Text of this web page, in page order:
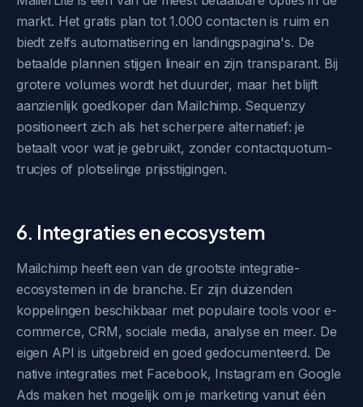
markt. Het gratis plan tot 1.000 contacten is ruim en
biedt zelfs automatisering en landingspagina's. De
betaalde plannen stijgen lineair en zijn transparant. Bij
grotere volumes wordt het duurder, maar het blijft
aanzienlijk goedkoper dan Mailchimp. Sequenzy
positioneert zich als het scherpere alternatief: je
betaalt voor wat je gebruikt, zonder contactquotum-
trucjes of plotselinge prijsstijgingen.
6. Integraties en ecosystem
Mailchimp heeft een van de grootste integratie-
ecosystemen in de branche. Er zijn duizenden
koppelingen beschikbaar met populaire tools voor e-
commerce, CRM, sociale media, analyse en meer. De
eigen API is uitgebreid en goed gedocumenteerd. De
native integraties met Facebook, Instagram en Google
Ads maken het mogelijk om je marketing vanuit één